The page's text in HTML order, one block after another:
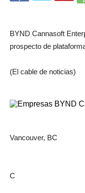
BYND Cannasoft
prospecto de
(El cable de noticias)
Vancouver, BC
C